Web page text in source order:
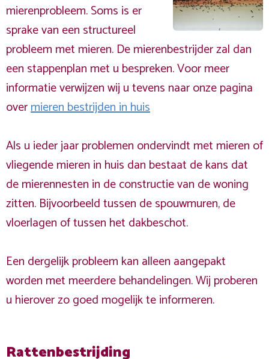
mierenprobleem. Soms is er
sprake van een structureel
probleem met mieren. De mierenbestrijder zal dan
een stappenplan met u bespreken. Voor meer
informatie verwijzen wij u tevens naar onze pagina
overmieren bestrijden in huis
Als u ieder jaar problemen ondervindt met mieren of
vliegende mieren in huis dan bestaat de kans dat
de mierennesten in de constructie van de woning
zitten. Bijvoorbeeld tussen de spouwmuren, de
vloerlagen of tussen het dakbeschot.
Een dergelijk probleem kan alleen aangepakt
worden met meerdere behandelingen. Wij proberen
u hierover zo goed mogelijk te informeren.
Rattenbestrijding